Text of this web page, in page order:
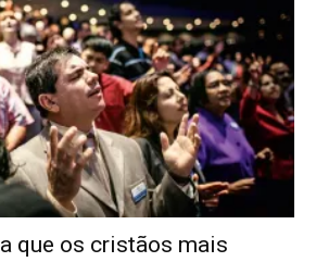
que os cristãos mais